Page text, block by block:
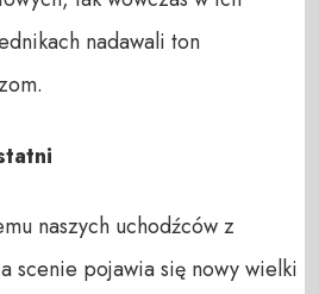
nadawali ton
naszych uchodźców z
scenie pojawia się nowy wielki